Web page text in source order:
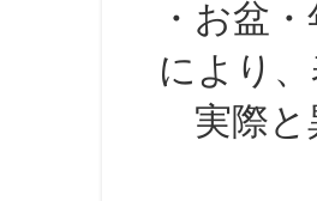
・お盆・
により
実際と